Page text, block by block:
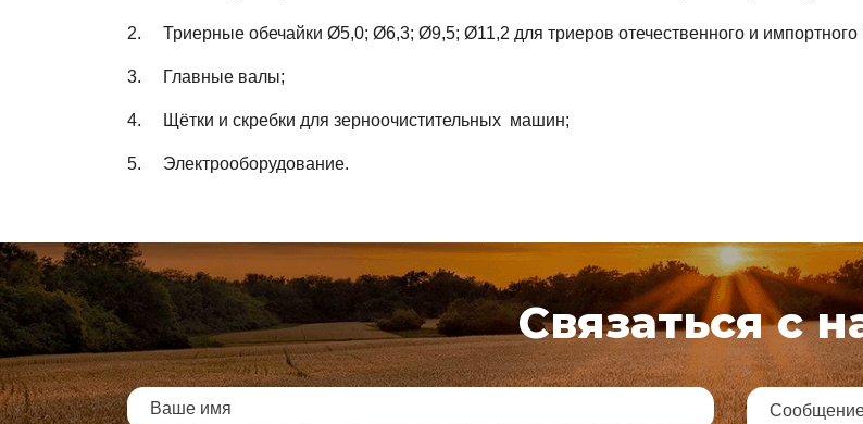
2. Три­ер­ные обе­чай­ки Ø5,0; Ø6,3; Ø9,5; Ø11,2 для три­еров оте­чес­твен­но­го и им­пор­тно­го
3. Глав­ные ва­лы;
4. Щёт­ки и скреб­ки для зер­но­очис­ти­тель­ных ма­шин;
5. Элек­тро­обо­ру­до­ва­ние.
Связаться с